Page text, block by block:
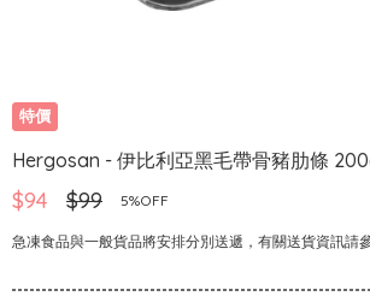
特價
Hergosan - 伊比利亞黑毛帶骨豬肋條
$94 $99 5%OFF
急凍食品與一般貨品將安排分別送遞，有關送貨資訊請